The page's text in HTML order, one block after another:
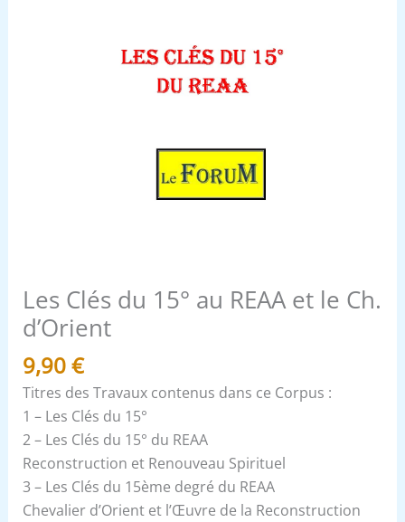
Les Clés du 15° au REAA et le Ch.
d’Orient
9,90€
Titres des Travaux contenus dans ce Corpus :
1 – Les Clés du 15°
2 – Les Clés du 15° du REAA
Reconstruction et Renouveau Spirituel
3 – Les Clés du 15ème degré du REAA
Chevalier d’Orient et l’Œuvre de la Reconstruction